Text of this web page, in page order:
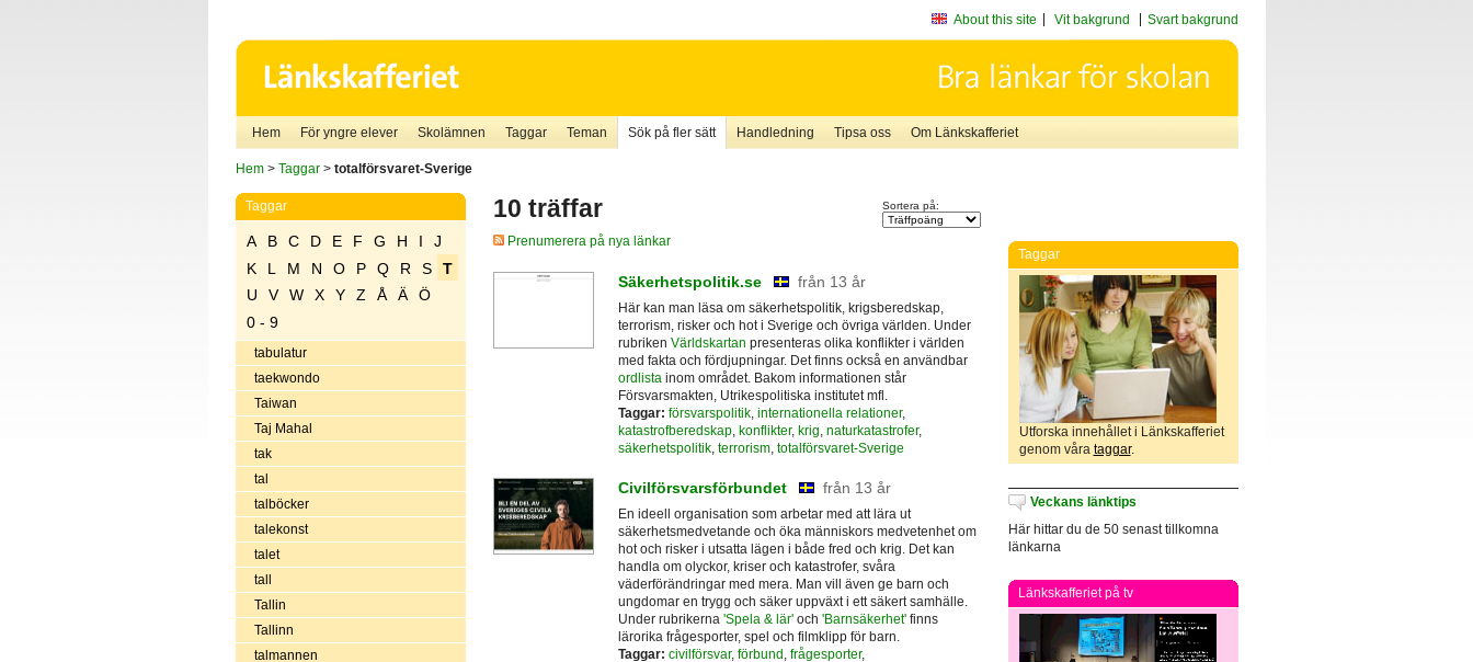
About this site Vit bakgrund Svart bakgrund
Hem För yngre elever Skolämnen Taggar Teman Sök på fler sätt Handledning Tipsa oss Om Länkskafferiet
Hem> Taggar> totalförsvaret-Sverige
Taggar
A B C D E F G H I
J
K
L M N O P Q R S
T
U
V W X Y Z Å Ä
Ö
0 - 9
tabulatur
taekwondo
Taiwan
Taj Mahal
tak
tal
talböcker
talekonst
talet
tall
Tallin
Tallinn
talmannen
10 träffar Sortera på:
Prenumerera på nya länkar
Säkerhetspolitik.se från 13 år
Här kan man läsa om säkerhetspolitik, krigsberedskap,
terrorism, risker och hot i Sverige och övriga världen. Under
rubriken Världskartan presenteras olika konflikter i världen
med fakta och fördjupningar. Det finns också en användbar
ordlista inom området. Bakom informationen står
Försvarsmakten, Utrikespolitiska institutet mfl.
Taggar: försvarspolitik, internationella relationer,
katastrofberedskap, konflikter, krig naturkatastrofer,
säkerhetspolitik, terrorism, totalförsvaret-Sverige
Civilförsvarsförbundet från 13 år
En ideell organisation som arbetar med att lära ut
säkerhetsmedvetande och öka människors medvetenhet om
hot och risker i utsatta lägen i både fred och krig. Det kan
handla om olyckor, kriser och katastrofer, svåra
väderförändringar med mera. Man vill även ge barn och
ungdomar en trygg och säker uppväxt i ett säkert samhälle.
Under rubrikerna 'Spela & lär'och 'Barnsäkerhet'finns
lärorika frågesporter, spel och filmklipp för barn.
Taggar: civilförsvar, förbund , frågesporter,
Taggar
Utforska innehållet i Länkskafferiet
genom våra taggar.
Veckans länktips
Här hittar du de 50 senast tillkomna
länkarna
Länkskafferiet på tv